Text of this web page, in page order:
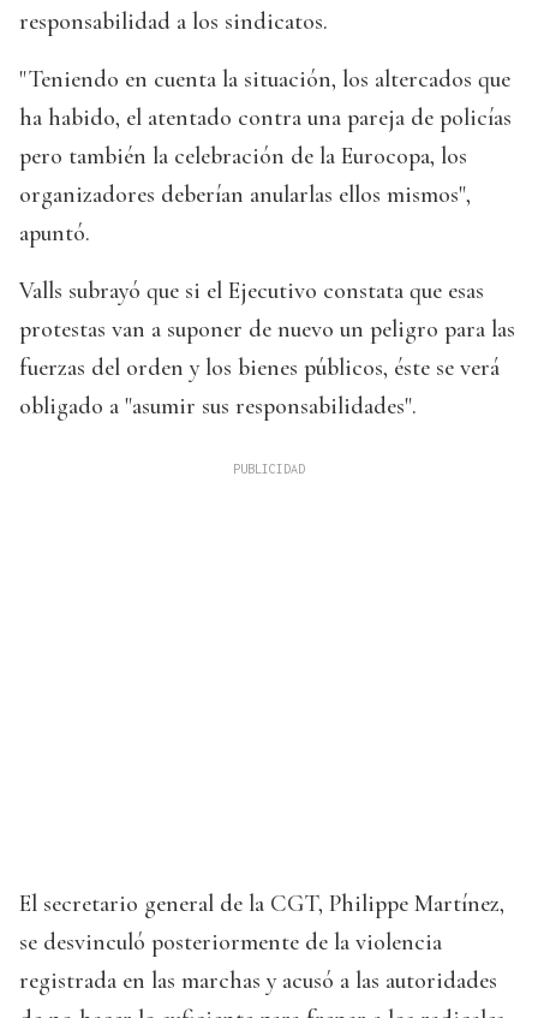
responsabilidad a los sindicatos.
"Teniendo en cuenta la situación, los altercados que
ha habido, el atentado contra una pareja de policías
pero también la celebración de la Eurocopa, los
organizadores deberían anularlas ellos mismos",
apuntó.
Valls subrayó que si el Ejecutivo constata que esas
protestas van a suponer de nuevo un peligro para las
fuerzas del orden y los bienes públicos, éste se verá
obligado a "asumir sus responsabilidades".
El secretario general de la CGT, Philippe Martínez,
se desvinculó posteriormente de la violencia
registrada en las marchas y acusó a las autoridades